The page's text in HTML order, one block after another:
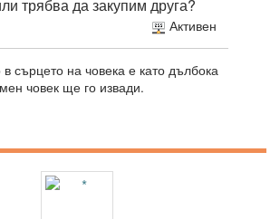
трябва да закупим друга?
Активен
сърцето на човека е като дълбока
човек ще го извади.